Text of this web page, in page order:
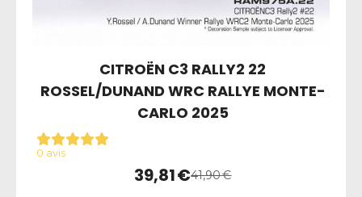
CITROËN C3 RALLY2 22
ROSSEL/DUNAND WRC RALLYE MONTE-
CARLO 2025
0 avis
39,81€41,90€